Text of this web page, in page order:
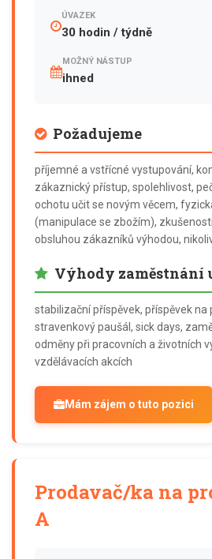
ÚVAZEK
30 hodin / týdně
MOŽNÝ NÁSTUP
ihned
Požadujeme
příjemné a vstřícné vystupování,
zákaznický přístup, spolehlivost,
ochotu učit se novým věcem,
(manipulace se zbožím),
obsluhou zákazníků výhodou,
Výhody zaměstnání
stabilizační příspěvek, příspěvek na
stravenkový paušál, sick days,
odměny při pracovních a životních
vzdělávacích akcích
Mám zájem o tuto pozici
Prodavač/ka na
A